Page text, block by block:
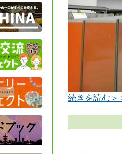
続きを読む＞